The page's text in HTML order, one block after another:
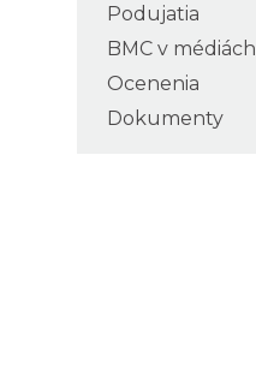
Podujatia
BMC v médiách
Ocenenia
Dokumenty